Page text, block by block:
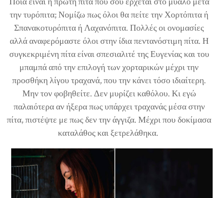
την τυρόπιτα; Νομίζω πως όλοι θα πείτε την Χορτόπιτα ή
Σπανακοτυρόπιτα ή Λαχανόπιτα. Πολλές οι ονομασίες
αλλά αναφερόμαστε όλοι στην ίδια πεντανόστιμη πίτα. Η
συγκεκριμένη πίτα είναι σπεσιαλιτέ της Ευγενίας και του
μπαμπά από την επιλογή των χορταρικών μέχρι την
προσθήκη λίγου τραχανά, που την κάνει τόσο ιδιαίτερη.
Μην τον φοβηθείτε. Δεν μυρίζει καθόλου. Κι εγώ
παλαιότερα αν ήξερα πως υπάρχει τραχανάς μέσα στην
πίτα, πιστέψτε με πως δεν την άγγιζα. Μέχρι που δοκίμασα
καταλάθος και ξετρελάθηκα.